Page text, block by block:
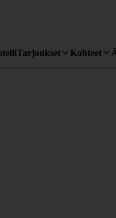
Tarjoukset Kohteet